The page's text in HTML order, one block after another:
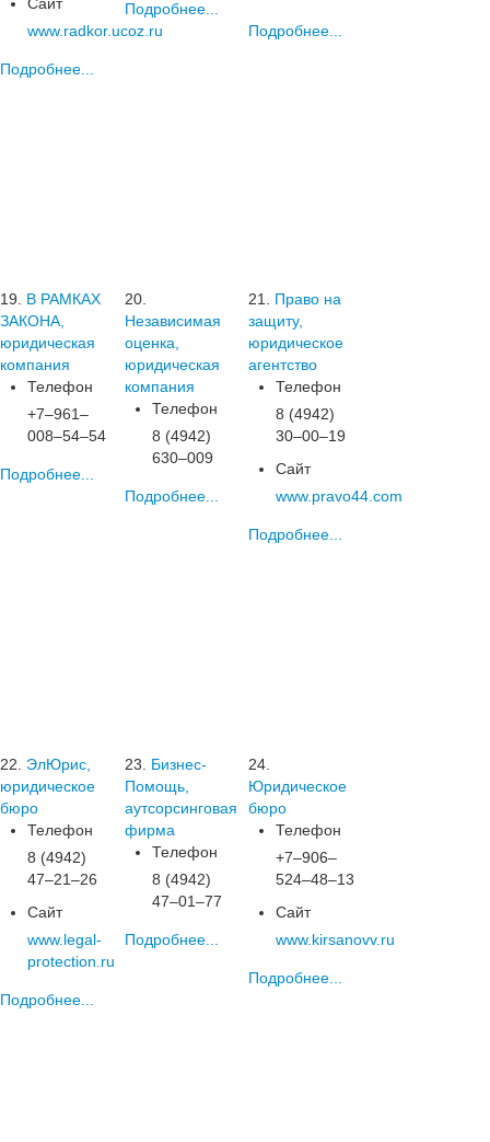
www.radkor.ucoz.ru
Подробнее...
Подробнее...
Подробнее...
19.
В РАМКАХ
ЗАКОНА,
юридическая
компания
Телефон
+7‒961‒
008‒54‒54
Подробнее...
20.
Независимая
оценка,
юридическая
компания
Телефон
8 (4942)
630‒009
Подробнее...
21.
Право на
защиту,
юридическое
агентство
Телефон
8 (4942)
30‒00‒19
Сайт
www.pravo44.com
Подробнее...
22.
ЭлЮрис,
юридическое
бюро
Телефон
8 (4942)
47‒21‒26
Сайт
www.legal-
protection.ru
Подробнее...
23.
Бизнес-
Помощь,
аутсорсинговая
фирма
Телефон
8 (4942)
47‒01‒77
Подробнее...
24.
Юридическое
бюро
Телефон
+7‒906‒
524‒48‒13
Сайт
www.kirsanovv.ru
Подробнее...